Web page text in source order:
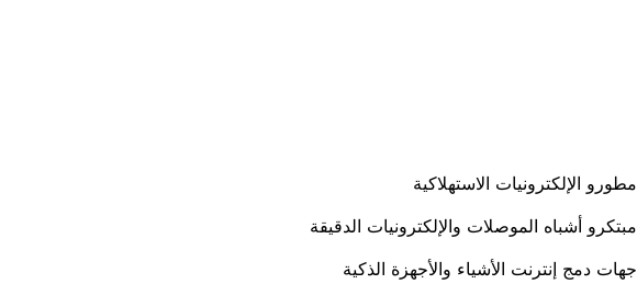
مطورو الإلكترونيات الاستهلاكية
مبتكرو أشباه الموصلات والإلكترونيات الدقيقة
جهات دمج إنترنت الأشياء والأجهزة الذكية